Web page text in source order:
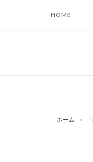
HOME
ホーム »